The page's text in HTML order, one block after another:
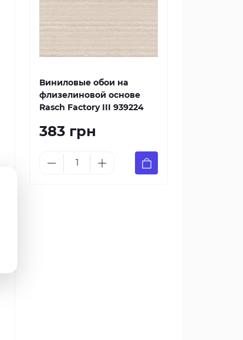
Виниловые обои на
флизелиновой основе
Rasch Factory III 939224
383 грн